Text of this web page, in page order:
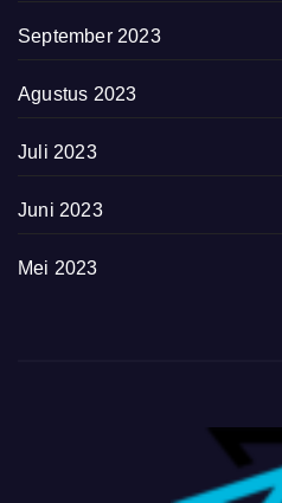
September 2023
Agustus 2023
Juli 2023
Juni 2023
Mei 2023